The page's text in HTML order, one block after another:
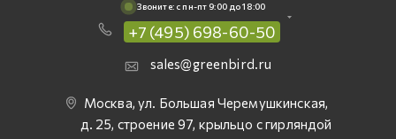
Звоните: c пн-пт 9:00 до 18:00
+7 (495) 698-60-50
sales@greenbird.ru
Москва, ул. Большая Черемушкинская,
д. 25, строение 97, крыльцо с гирляндой